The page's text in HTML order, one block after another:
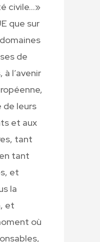
civile…»
que sur
de
l’avenir
de leurs
et aux
tant
tant
et
la
et
où